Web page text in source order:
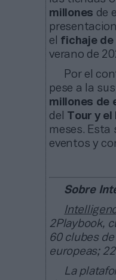
millones de
el fichaje de
verano de
Por el
pese a la
millones de
del Tour y el
meses.
eventos y
Sobre
2Playbook,
60 clubes
europeas;
La